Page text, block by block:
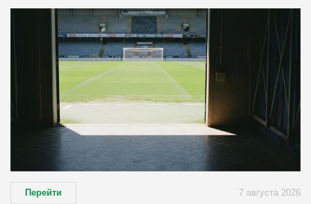
Перейти 7 августа 2026